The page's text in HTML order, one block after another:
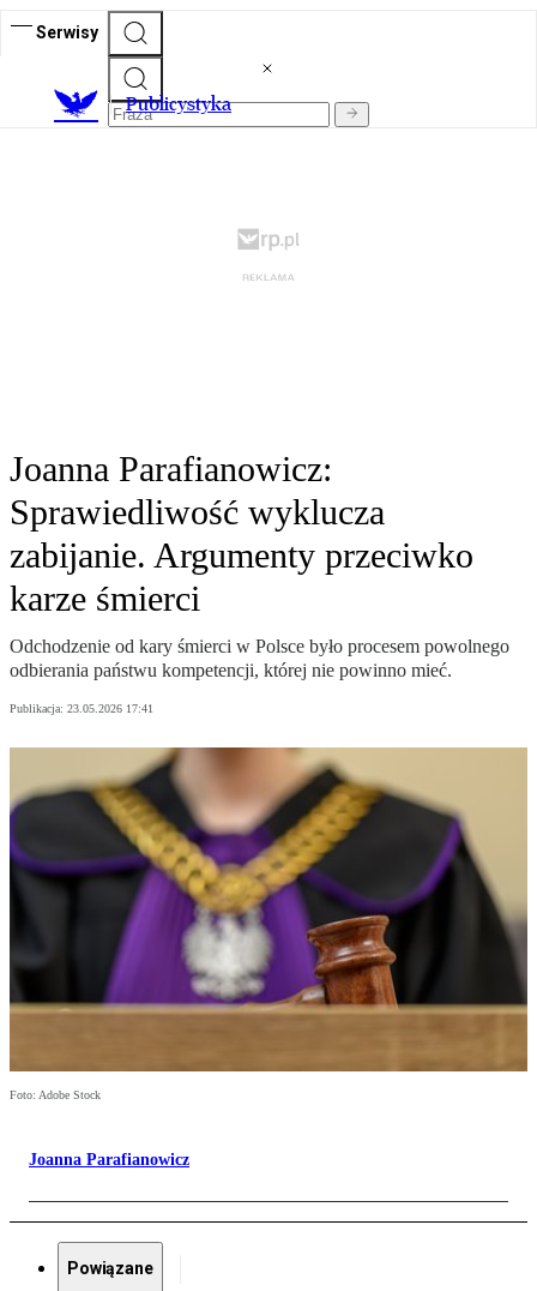
Serwisy
Publicystyka
Joanna Parafianowicz:
Sprawiedliwość wyklucza
zabijanie. Argumenty przeciwko
karze śmierci
Odchodzenie od kary śmierci w Polsce było procesem powolnego
odbierania państwu kompetencji, której nie powinno mieć.
Publikacja: 23.05.2026 17:41
Foto: Adobe Stock
Joanna Parafianowicz
Powiązane